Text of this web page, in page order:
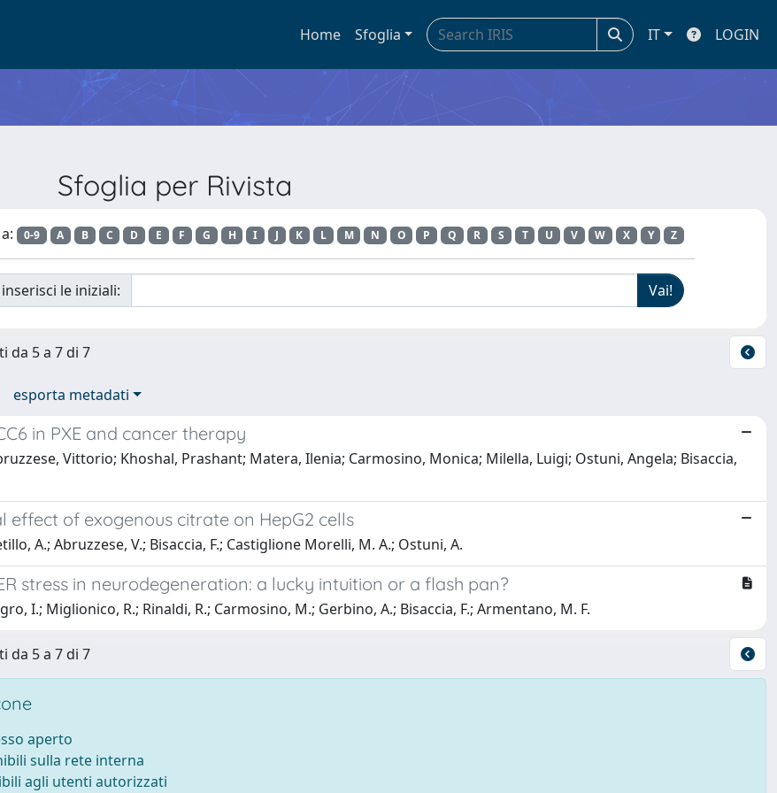
Home Sfoglia IT LOGIN
Sfoglia per Rivista
0-9 A B C D E F G H I J K L M N O P Q R S T U V W X Y Z
le iniziali:
da 5 a 7 di 7
esporta metadati
in PXE and cancer therapy
Vittorio; Khoshal, Prashant; Matera, Ilenia; Carmosino, Monica; Milella, Luigi; Ostuni, Angela; Bisaccia,
effect of exogenous citrate on HepG2 cells
A.; Abruzzese, V.; Bisaccia, F.; Castiglione Morelli, M. A.; Ostuni, A.
stress in neurodegeneration: a lucky intuition or a flash pan?
I.; Miglionico, R.; Rinaldi, R.; Carmosino, M.; Gerbino, A.; Bisaccia, F.; Armentano, M. F.
da 5 a 7 di 7
aperto
sulla rete interna
agli utenti autorizzati